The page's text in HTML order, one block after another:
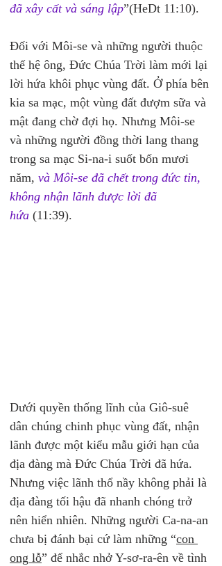
đã xây cất và sáng lập”(HeDt 11:10).
Đối với Môi-se và những người thuộc
thế hệ ông, Đức Chúa Trời làm mới lại
lời hứa khôi phục vùng đất. Ở phía bên
kia sa mạc, một vùng đất đượm sữa và
mật đang chờ đợi họ. Nhưng Môi-se
và những người đồng thời lang thang
trong sa mạc Si-na-i suốt bốn mươi
năm, và Môi-se đã chết trong đức tin,
không nhận lãnh được lời đã
hứa (11:39).
Dưới quyền thống lĩnh của Giô-suê
dân chúng chinh phục vùng đất, nhận
lãnh được một kiểu mẫu giới hạn của
địa đàng mà Đức Chúa Trời đã hứa.
Nhưng việc lãnh thổ nầy không phải là
địa đàng tối hậu đã nhanh chóng trở
nên hiển nhiên. Những người Ca-na-an
chưa bị đánh bại cứ làm những “con
ong lỗ” để nhắc nhở Y-sơ-ra-ên về tình